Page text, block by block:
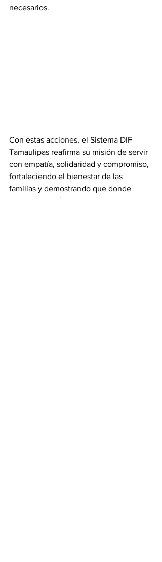
necesarios.
Con estas acciones, el Sistema DIF
Tamaulipas reafirma su misión de servir
con empatía, solidaridad y compromiso,
fortaleciendo el bienestar de las
familias y demostrando que donde
vuela el colibrí, el amor se transforma